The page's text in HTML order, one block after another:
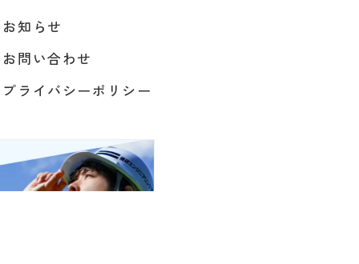
お知らせ
お問い合わせ
プライバシーポリシー